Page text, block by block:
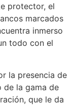
protector, el
marcados
inmerso
todo con el
la presencia de
de la gama de
que le da